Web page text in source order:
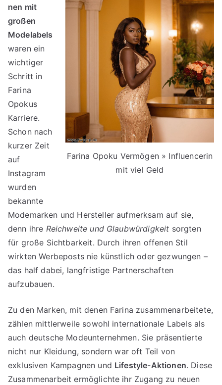
Farina Opoku Vermögen » Influencerin
mit viel Geld
nen mit
großen
Modelabels
waren ein
wichtiger
Schritt in
Farina
Opokus
Karriere.
Schon nach
kurzer Zeit
auf
Instagram
wurden
bekannte
Modemarken und Hersteller aufmerksam auf sie,
denn ihre Reichweite und Glaubwürdigkeit sorgten
für große Sichtbarkeit. Durch ihren offenen Stil
wirkten Werbeposts nie künstlich oder gezwungen –
das half dabei, langfristige Partnerschaften
aufzubauen.
Zu den Marken, mit denen Farina zusammenarbeitete,
zählen mittlerweile sowohl internationale Labels als
auch deutsche Modeunternehmen. Sie präsentierte
nicht nur Kleidung, sondern war oft Teil von
exklusiven Kampagnen und Lifestyle-Aktionen. Diese
Zusammenarbeit ermöglichte ihr Zugang zu neuen